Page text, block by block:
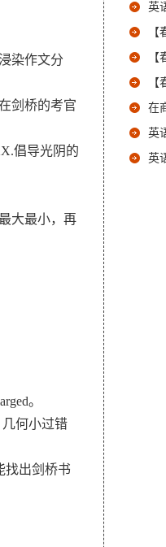
染作文分
剑桥的考官
倡导光阴的
大最小，再
。
何小过错
找出剑桥书
英
在
英
英